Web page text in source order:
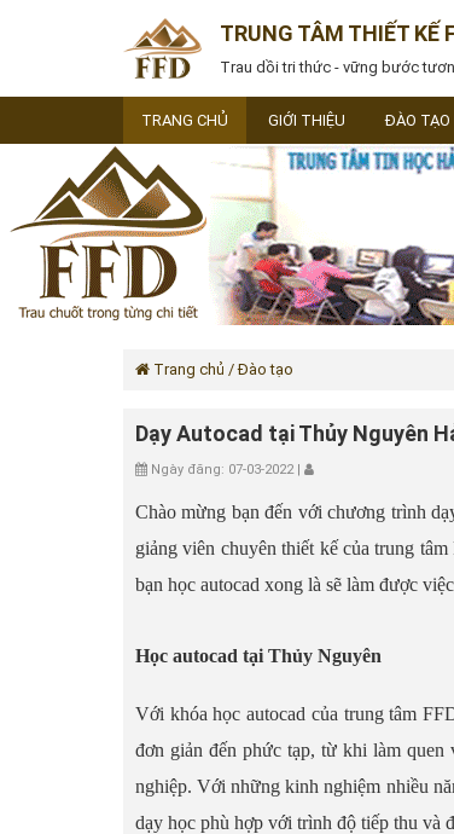
TRUNG TÂM THIẾT KẾ
Trau dồi tri thức - vững bước
TRANG CHỦ GIỚI THIỆU ĐÀO TẠO
Trang chủ / Đào tạo
Dạy Autocad tại Thủy Nguyên
Ngày đăng: 07-03-2022 |
Chào mừng bạn đến với chương trình
giảng viên chuyên thiết kế của trung
bạn học autocad xong là sẽ làm được
Học autocad tại Thủy Nguyên
Với khóa học autocad của trung tâm
đơn giản đến phức tạp, từ khi làm quen
nghiệp. Với những kinh nghiệm nhiều
dạy học phù hợp với trình độ tiếp thu và